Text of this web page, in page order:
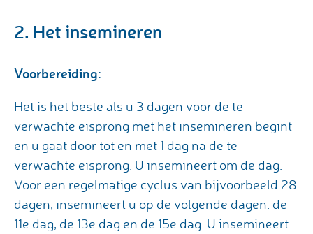
2. Het insemineren
Voorbereiding:
Het is het beste als u 3 dagen voor de te
verwachte eisprong met het insemineren begint
en u gaat door tot en met 1 dag na de te
verwachte eisprong. U insemineert om de dag.
Voor een regelmatige cyclus van bijvoorbeeld 28
dagen, insemineert u op de volgende dagen: de
11e dag, de 13e dag en de 15e dag. U insemineert